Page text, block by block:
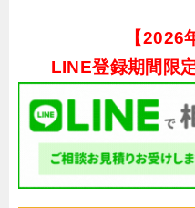
【2026
LINE登録期間限